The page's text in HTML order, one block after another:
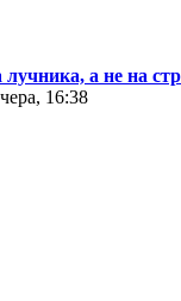
а не на
16:38